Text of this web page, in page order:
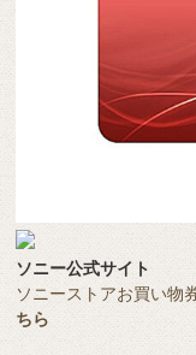
ソニー公式サイト
ソニーストアお買い物
ちら